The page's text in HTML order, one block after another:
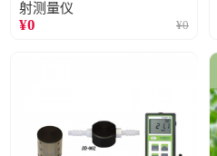
射测量仪
¥0 ¥0